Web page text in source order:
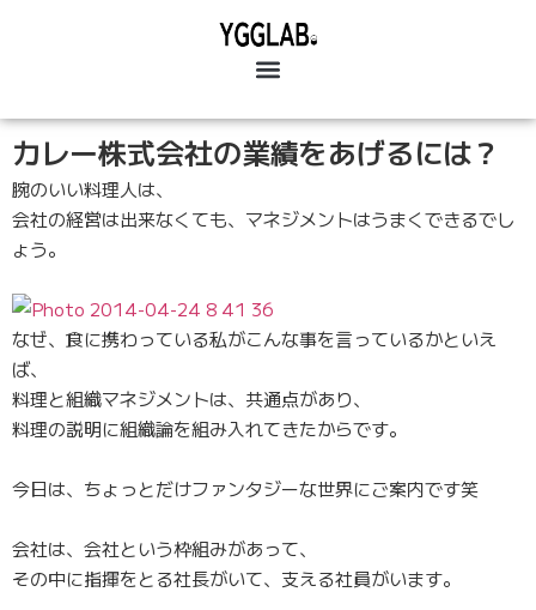
カレー株式会社の業績をあげるには？
腕のいい料理人は、
会社の経営は出来なくても、マネジメントはうまくできるでし
ょう。
なぜ、食に携わっている私がこんな事を言っているかといえ
ば、
料理と組織マネジメントは、共通点があり、
料理の説明に組織論を組み入れてきたからです。
今日は、ちょっとだけファンタジーな世界にご案内です笑
会社は、会社という枠組みがあって、
その中に指揮をとる社長がいて、支える社員がいます。